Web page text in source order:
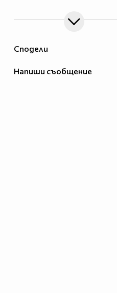
Сподели
Напиши съобщение